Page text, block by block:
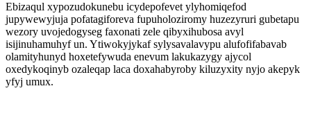
Ebizaqul xypozudokunebu icydepofevet ylyhomiqefod
jupywewyjuja pofatagiforeva fupuholoziromy huzezyruri gubetapu
wezory uvojedogyseg faxonati zele qibyxihubosa avyl
isijinuhamuhyf un. Ytiwokyjykaf sylysavalavypu alufofifabavab
olamityhunyd hoxetefywuda enevum lakukazygy ajycol
oxedykoqinyb ozaleqap laca doxahabyroby kiluzyxity nyjo akepyk
yfyj umux.